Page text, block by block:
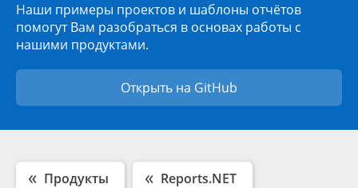
Наши примеры проектов и шаблоны отчётов
помогут Вам разобраться в основах работы с
нашими продуктами.
Открыть на GitHub
Продукты Reports.NET